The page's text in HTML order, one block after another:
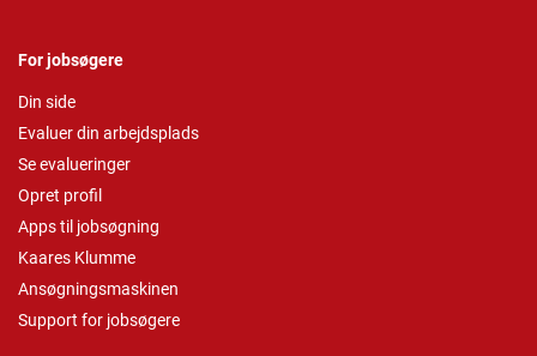
For jobsøgere
Din side
Evaluer din arbejdsplads
Se evalueringer
Opret profil
Apps til jobsøgning
Kaares Klumme
Ansøgningsmaskinen
Support for jobsøgere